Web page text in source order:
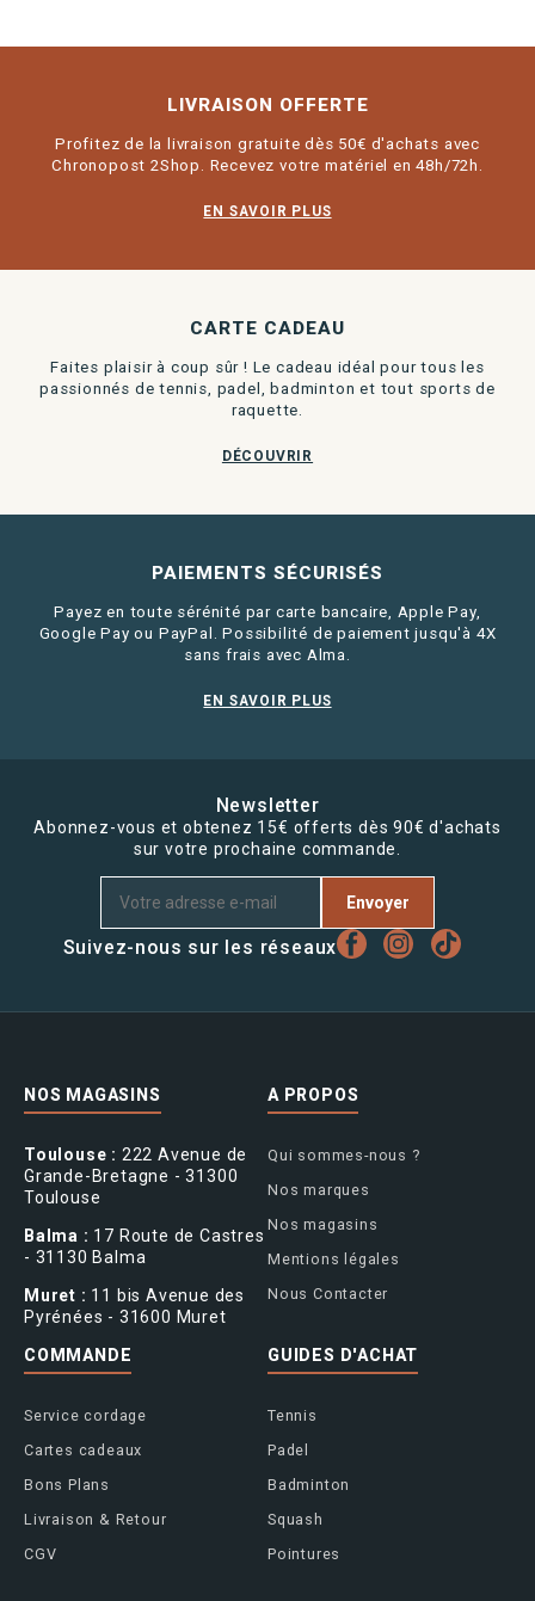
LIVRAISON OFFERTE
Profitez de la livraison gratuite dès 50€ d'achats avec
Chronopost 2Shop. Recevez votre matériel en 48h/72h.
EN SAVOIR PLUS
CARTE CADEAU
Faites plaisir à coup sûr ! Le cadeau idéal pour tous les
passionnés de tennis, padel, badminton et tout sports de
raquette.
DÉCOUVRIR
PAIEMENTS SÉCURISÉS
Payez en toute sérénité par carte bancaire, Apple Pay,
Google Pay ou PayPal. Possibilité de paiement jusqu'à 4X
sans frais avec Alma.
EN SAVOIR PLUS
Newsletter
Abonnez-vous et obtenez 15€ offerts dès 90€ d'achats
sur votre prochaine commande.
Envoyer
Suivez-nous sur les réseaux
NOS MAGASINS
Toulouse : 222 Avenue de
Grande-Bretagne - 31300
Toulouse
Balma : 17 Route de Castres
- 31130 Balma
Muret : 11 bis Avenue des
Pyrénées - 31600 Muret
A PROPOS
Qui sommes-nous ?
Nos marques
Nos magasins
Mentions légales
Nous Contacter
COMMANDE
Service cordage
Cartes cadeaux
Bons Plans
Livraison & Retour
CGV
GUIDES D'ACHAT
Tennis
Padel
Badminton
Squash
Pointures